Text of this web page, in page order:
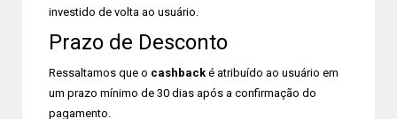
investido de volta ao usuário.
Prazo de Desconto
Ressaltamos que o cashbacké atribuído ao usuário em
um prazo mínimo de 30 dias após a confirmação do
pagamento.